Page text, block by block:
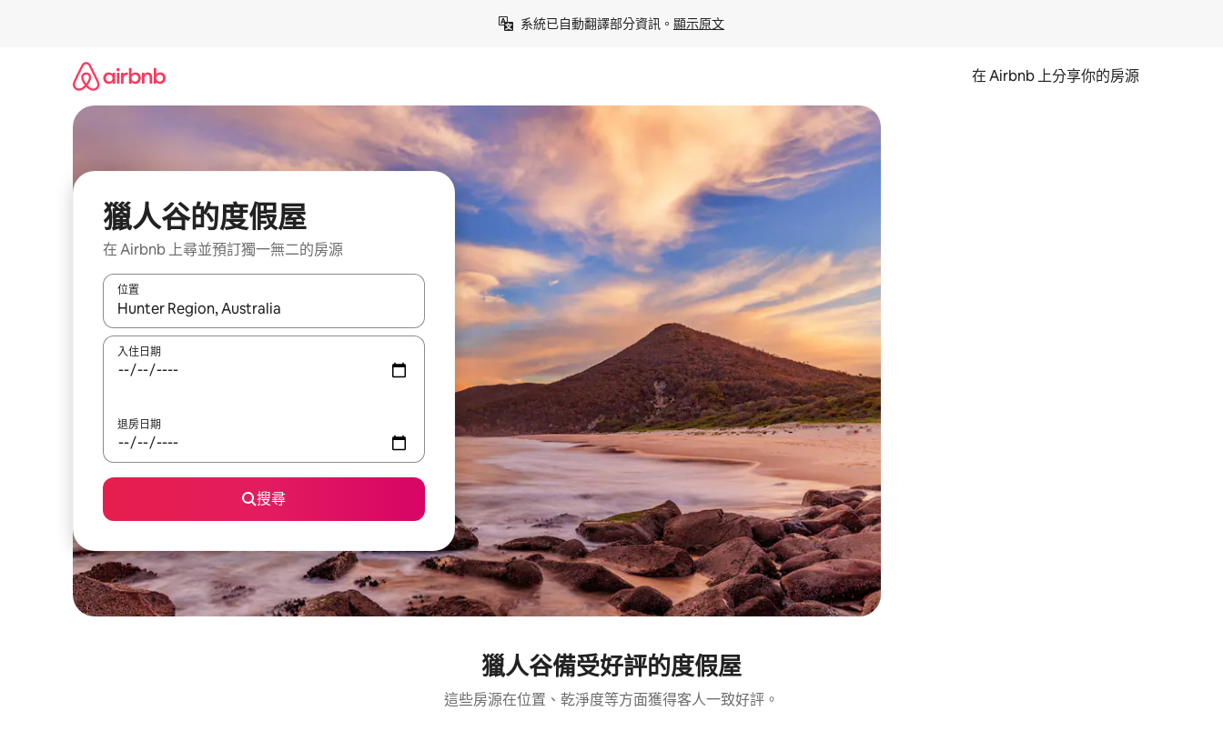
系統已自動翻譯部分資訊。 顯示原文
在 Airbnb 上分享你的房源
獵人谷的度假屋
在 Airbnb 上尋並預訂獨一無二的房源
位置
如有搜尋結果，瀏覽內容時請使用上下箭頭，或輕點、滑動裝置。
入住日期
退房日期
搜尋
獵人谷備受好評的度假屋
這些房源在位置、乾淨度等方面獲得客人一致好評。